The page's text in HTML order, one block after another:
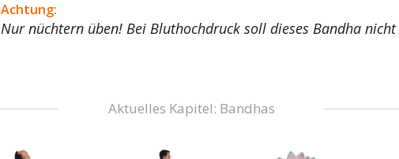
Achtung:
Nur nüchtern üben! Bei Bluthochdruck soll dieses Bandha
Aktuelles Kapitel: Bandhas